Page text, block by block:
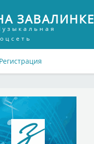
ЗАВАЛИНКЕ
Регистрация